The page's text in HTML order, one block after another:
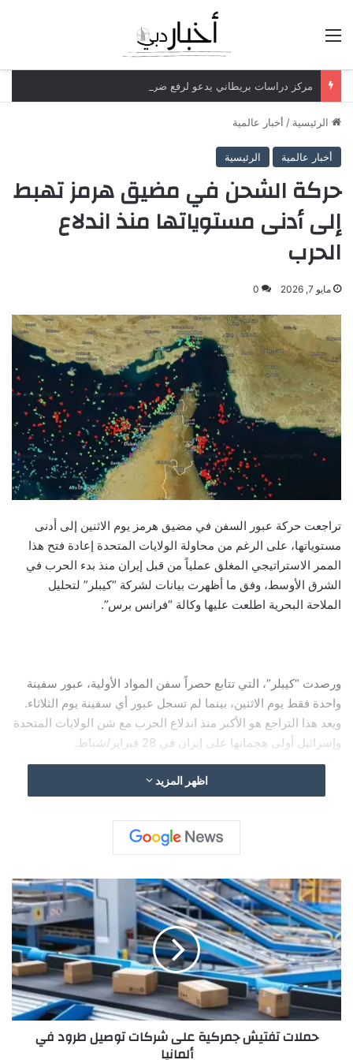
مركز دراسات بريطاني يدعو لرفع ضريبة الدخل إلى 52%
الرئيسية / أخبار عالمية
أخبار عالمية الرئيسية
حركة الشحن في مضيق هرمز تهبط
إلى أدنى مستوياتها منذ اندلاع
الحرب
مايو 7, 2026 0
تراجعت حركة عبور السفن في مضيق هرمز يوم الاثنين إلى أدنى
مستوياتها، على الرغم من محاولة الولايات المتحدة إعادة فتح هذا
الممر الاستراتيجي المغلق عملياً من قبل إيران منذ بدء الحرب في
الشرق الأوسط، وفق ما أظهرت بيانات لشركة “كيبلر” لتحليل
الملاحة البحرية اطلعت عليها وكالة “فرانس برس”.
ورصدت “كيبلر”، التي تتابع حصراً سفن المواد الأولية، عبور سفينة
واحدة فقط يوم الاثنين، بينما لم تسجل عبور أي سفينة يوم الثلاثاء.
ويعد هذا التراجع هو الأكبر منذ اندلاع الحرب مع شن الولايات المتحدة
وإسرائيل أولى هجماتها على إيران في 28 فبراير/شباط.
اظهر المزيد
ح
م
ل
ا
ت
ت
ف
ي
حملات تفتيش جمركية على شركات توصيل طرود في
ألمانيا